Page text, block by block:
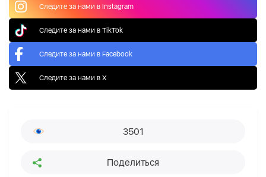
Следите за нами в Instagram
Следите за нами в TikTok
Следите за нами в Facebook
Следите за нами в X
3501
Поделиться